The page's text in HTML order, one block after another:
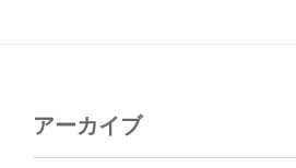
アーカイブ